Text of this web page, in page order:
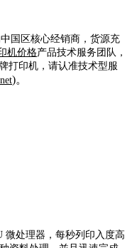
国区核心经销商，货源充
机价格产品技术服务团队，
打印机，请认准技术型服
)。
微处理器，每秒列印入度高